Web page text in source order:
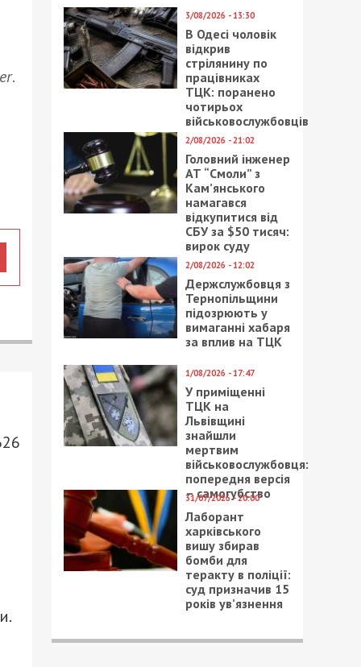
.
3/08/2026 - 13:30
В Одесі чоловік
відкрив
стрілянину по
працівниках
ТЦК: поранено
чотирьох
військовослужбовців
2/08/2026 - 21:02
Головний інженер
АТ “Смоли” з
Кам’янського
намагався
відкупитися від
СБУ за $50 тисяч:
вирок суду
2/08/2026 - 12:02
Держслужбовця з
Тернопільщини
підозрюють у
вимаганні хабаря
за вплив на ТЦК
1/08/2026 - 17:47
У приміщенні
ТЦК на
Львівщині
знайшли
мертвим
військовослужбовця:
попередня версія
– самогубство
31/07/2026 - 20:00
Лаборант
харківського
вишу збирав
бомби для
теракту в поліції:
суд призначив 15
років ув’язнення